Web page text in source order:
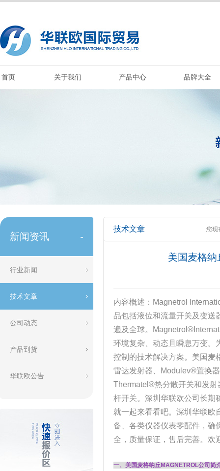
首页 关于我们 产品中心 品牌大全
新闻资讯 -
行业新闻
技术文章
公司动态
产品到货
华联欧公告
技术文章 您现
美国麦格
内容概述：Magnetrol
品包括液位和流量开关及变送
遍及全球。
环境复杂、动态且瞬息万变。
控制的技术解决方案。美国
雷达发射器、Modulev®置换
Thermatel®热分散开关和发
杆开关。深圳华联欧公司长期
就一起来看看吧。深圳华联欧
备、各类仪器仪表零配件，确
全，质量保证，售后完善。欢
一、美国麦格纳丘MAGNETROL公司简